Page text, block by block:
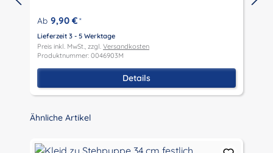
Ab 9,90 € *
Lieferzeit 3 - 5 Werktage
Preis inkl. MwSt., zzgl. Versandkosten
Produktnummer: 0046903M
Details
Produktgalerie überspringen
Ähnliche Artikel